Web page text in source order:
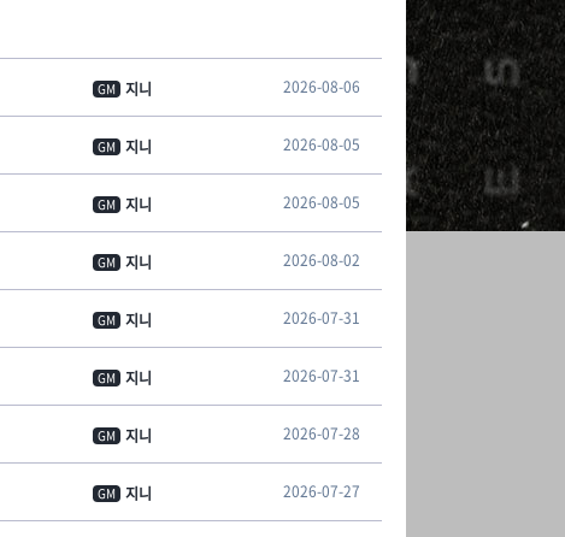
GM 지니 2026-08-06
GM 지니 2026-08-05
GM 지니 2026-08-05
GM 지니 2026-08-02
GM 지니 2026-07-31
GM 지니 2026-07-31
GM 지니 2026-07-28
GM 지니 2026-07-27